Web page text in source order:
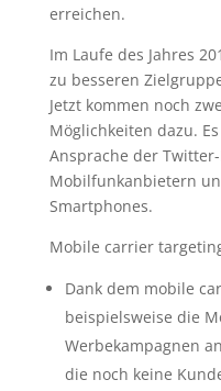
erreichen.
Im Laufe des Jahres
zu besseren
Jetzt kommen noch
Möglichkeiten dazu.
Ansprache der
Mobilfunkanbietern
Smartphones.
Mobile carrier
Dank dem mobile
beispielsweise die
Werbekampagnen
die noch keine